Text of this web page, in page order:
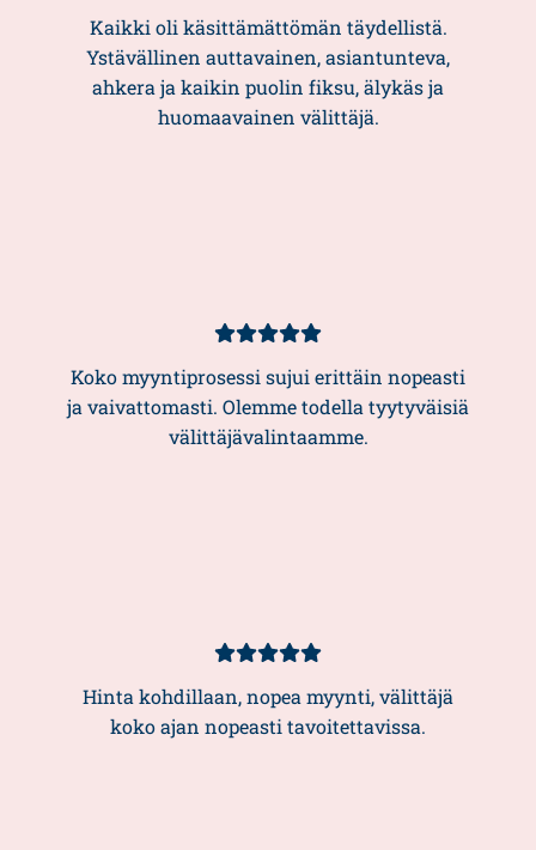
5/5
Kaikki oli käsittämättömän täydellistä.
Ystävällinen auttavainen, asiantunteva,
ahkera ja kaikin puolin fiksu, älykäs ja
huomaavainen välittäjä.
Asiakasarvio
Koko myyntiprosessi sujui erittäin nopeasti
ja vaivattomasti. Olemme todella tyytyväisiä
välittäjävalintaamme.
Asiakasarvio
Hinta kohdillaan, nopea myynti, välittäjä
koko ajan nopeasti tavoitettavissa.